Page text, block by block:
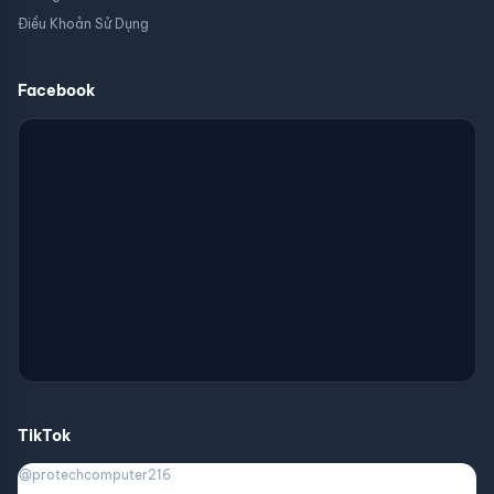
Điều Khoản Sử Dụng
Facebook
TikTok
@protechcomputer216